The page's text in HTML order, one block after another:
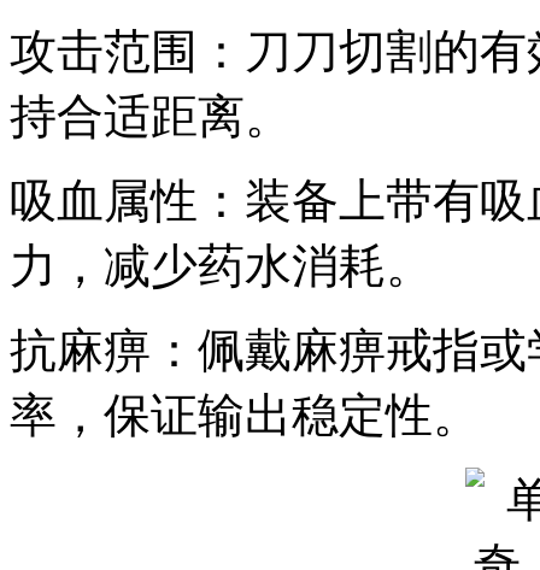
攻击范围：刀刀切割的
持合适距离。
吸血属性：装备上带有
力，减少药水消耗。
抗麻痹：佩戴麻痹戒指
率，保证输出稳定性。